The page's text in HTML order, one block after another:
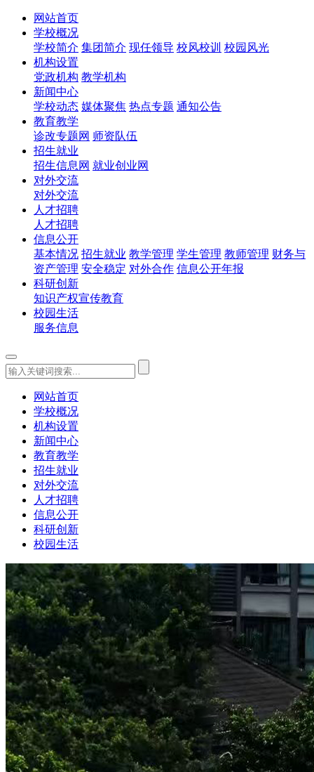
网站首页
学校概况
学校简介 集团简介 现任领导 校风校训 校园风光
机构设置
党政机构 教学机构
新闻中心
学校动态 媒体聚焦 热点专题 通知公告
教育教学
诊改专题网 师资队伍
招生就业
招生信息网 就业创业网
对外交流
对外交流
人才招聘
人才招聘
信息公开
基本情况 招生就业 教学管理 学生管理 教师管理 财务与
资产管理 安全稳定 对外合作 信息公开年报
科研创新
知识产权宣传教育
校园生活
服务信息
网站首页
学校概况
机构设置
新闻中心
教育教学
招生就业
对外交流
人才招聘
信息公开
科研创新
校园生活